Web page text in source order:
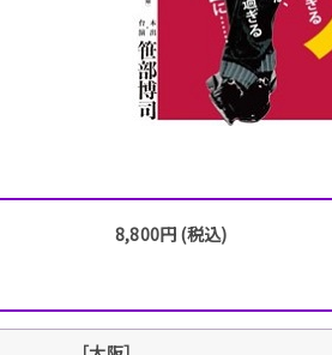
8,800円 (税込)